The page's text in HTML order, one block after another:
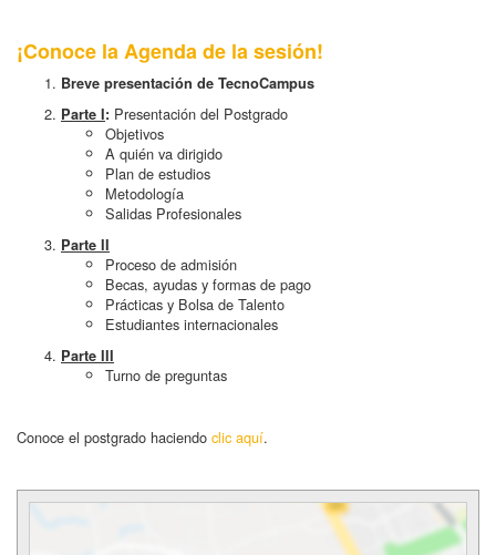
¡Conoce la Agenda de la sesión!
Breve presentación de TecnoCampus
Parte I: Presentación del Postgrado
Objetivos
A quién va dirigido
Plan de estudios
Metodología
Salidas Profesionales
Parte II
Proceso de admisión
Becas, ayudas y formas de pago
Prácticas y Bolsa de Talento
Estudiantes internacionales
Parte III
Turno de preguntas
Conoce el postgrado haciendo clic aquí.